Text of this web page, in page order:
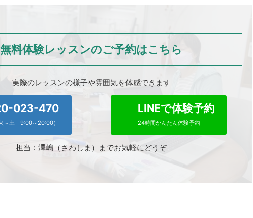
無料体験レッスンのご予約はこちら
実際のレッスンの様子や雰囲気を体感できます
023-470
～土 9:00～20:00）
LINEで体験予約
24時間かんたん体験予約
担当：澤嶋（さわしま）までお気軽にどうぞ